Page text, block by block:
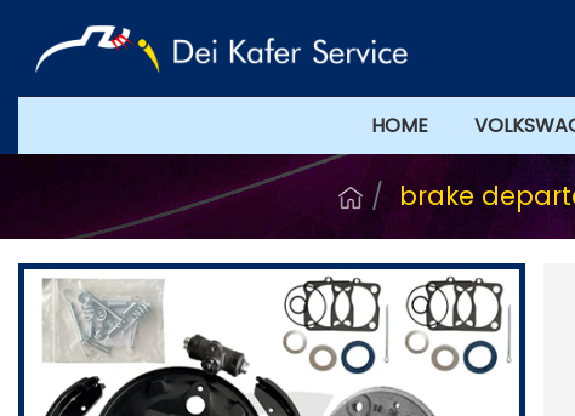
HOME
brake